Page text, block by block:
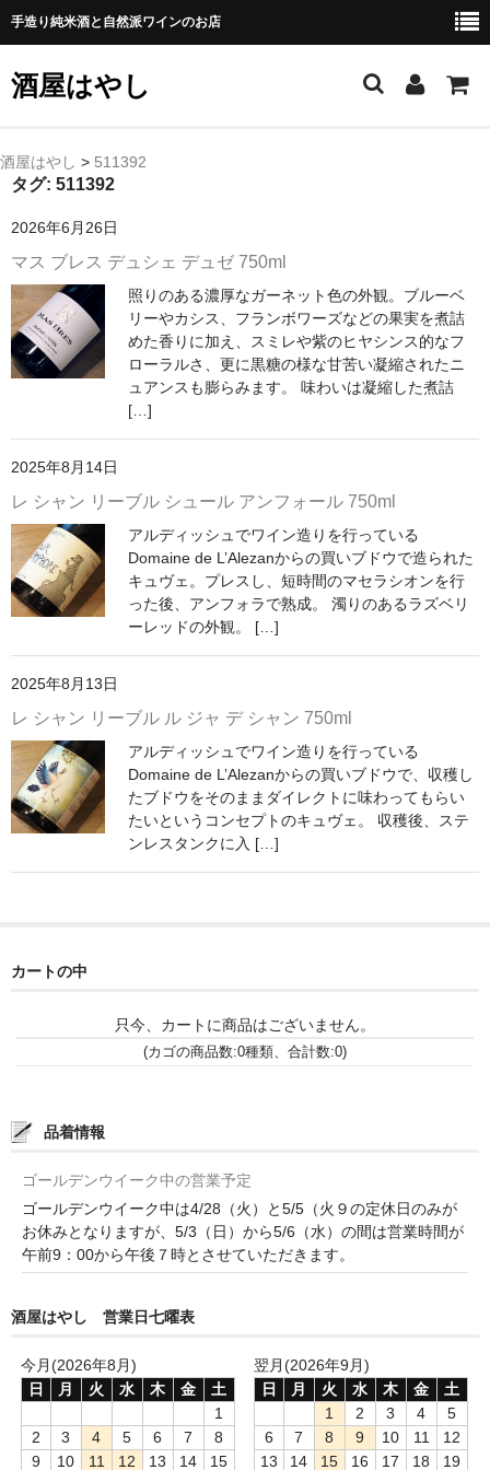
手造り純米酒と自然派ワインのお店
酒屋はやし
ホーム
純 米 酒
よえもん 川村酒造店（岩手県花巻市）
田从･月下の舞 舞鶴酒造（秋田県横手市）
綿屋 金の井酒造（宮城県栗原市）
宗玄 宗玄酒造（石川県珠洲市）
神亀 神亀酒造（埼玉県蓮田市）
隆・丹沢山 川西屋酒造店（神奈川県足柄上郡）
長珍 長珍酒造（愛知県津島市）
るみ子の酒・英・妙の華 森喜酒造（三重県伊賀市）
大治郎・喜量能 畑酒造（滋賀県東近江市）
秋鹿・奥鹿 秋鹿酒造（大阪府豊能郡能勢町）
睡龍・生もとのどぶ 久保本家酒造（奈良県宇陀市）
✚旭日 旭日酒造（島根県出雲市）
旭菊・綾花 旭菊酒造（福岡県久留米市）
小鹿 小鹿酒造（鹿児島県鹿屋市)
明るい農村 霧島町蒸留所（鹿児島県霧島市）
鶴見 大石酒造（鹿児島県阿久根市）
自 然 派 ワ イ ン
France/ﾌﾗﾝｽ
酒屋はやし > 511392
タグ: 511392
2026年6月26日
マス ブレス デュシェ デュゼ 750ml
照りのある濃厚なガーネット色の外観。ブルーベ
リーやカシス、フランボワーズなどの果実を煮詰
めた香りに加え、スミレや紫のヒヤシンス的なフ
ローラルさ、更に黒糖の様な甘苦い凝縮されたニ
ュアンスも膨らみます。 味わいは凝縮した煮詰
[…]
2025年8月14日
レ シャン リーブル シュール アンフォール 750ml
アルディッシュでワイン造りを行っている
Domaine de L’Alezanからの買いブドウで造られた
キュヴェ。プレスし、短時間のマセラシオンを行
った後、アンフォラで熟成。 濁りのあるラズベリ
ーレッドの外観。 […]
2025年8月13日
レ シャン リーブル ル ジャ デ シャン 750ml
アルディッシュでワイン造りを行っている
Domaine de L’Alezanからの買いブドウで、収穫し
たブドウをそのままダイレクトに味わってもらい
たいというコンセプトのキュヴェ。 収穫後、ステ
ンレスタンクに入 […]
カートの中
只今、カートに商品はございません。
(カゴの商品数:0種類、合計数:0)
品着情報
ゴールデンウイーク中の営業予定
ゴールデンウイーク中は4/28（火）と5/5（火９の定休日のみが
お休みとなりますが、5/3（日）から5/6（水）の間は営業時間が
午前9：00から午後７時とさせていただきます。
酒屋はやし 営業日七曜表
今月(2026年8月)
日
月 火 水 木 金
土
1
2
3 4 5 6 7
8
9
10 11 12 13 14 15
翌月(2026年9月)
日
月 火 水 木 金
土
1
2 3 4
5
6
7 8 9 10 11
12
13
14 15 16 17 18 19